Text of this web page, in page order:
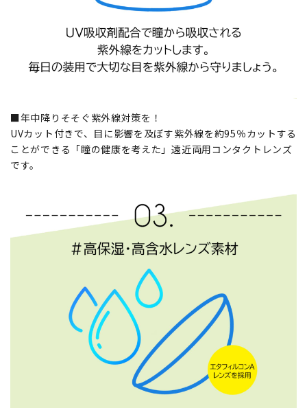
■年中降りそそぐ紫外線対策を！
UVカット付きで、目に影響を及ぼす紫外線を約95％カットする
ことができる「瞳の健康を考えた」遠近両用コンタクトレンズ
です。